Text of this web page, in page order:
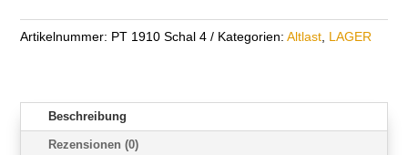
Artikelnummer: PT 1910 Schal 4 Kategorien: Altlast, LAGER
Beschreibung
Rezensionen (0)